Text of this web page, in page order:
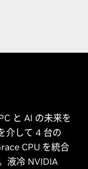
と AI の未来を
介して 4 台の
CPU を統合
液冷 NVIDIA